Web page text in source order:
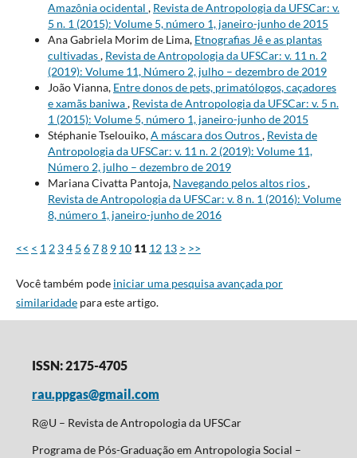
Amazônia ocidental , Revista de Antropologia da UFSCar: v.
5 n. 1 (2015): Volume 5, número 1, janeiro-junho de 2015
Ana Gabriela Morim de Lima, Etnografias Jê e as plantas
cultivadas, Revista de Antropologia da UFSCar: v. 11 n. 2
(2019): Volume 11, Número 2, julho – dezembro de 2019
João Vianna, Entre donos de pets, primatólogos, caçadores
e xamãs baniwa, Revista de Antropologia da UFSCar: v. 5 n.
1 (2015): Volume 5, número 1, janeiro-junho de 2015
Stéphanie Tselouiko,A máscara dos Outros, Revista de
Antropologia da UFSCar: v. 11 n. 2 (2019): Volume 11,
Número 2, julho – dezembro de 2019
Mariana Civatta Pantoja, Navegando pelos altos rios,
Revista de Antropologia da UFSCar: v. 8 n. 1 (2016): Volume
8, número 1, janeiro-junho de 2016
<< < 1 2 34 5 678 9 10 11 12 13 > >>
Você também pode iniciar uma pesquisa avançada por
similaridadepara este artigo.
ISSN: 2175-4705
rau.ppgas@gmail.com
R@U – Revista de Antropologia da UFSCar
Programa de Pós-Graduação em Antropologia Social –